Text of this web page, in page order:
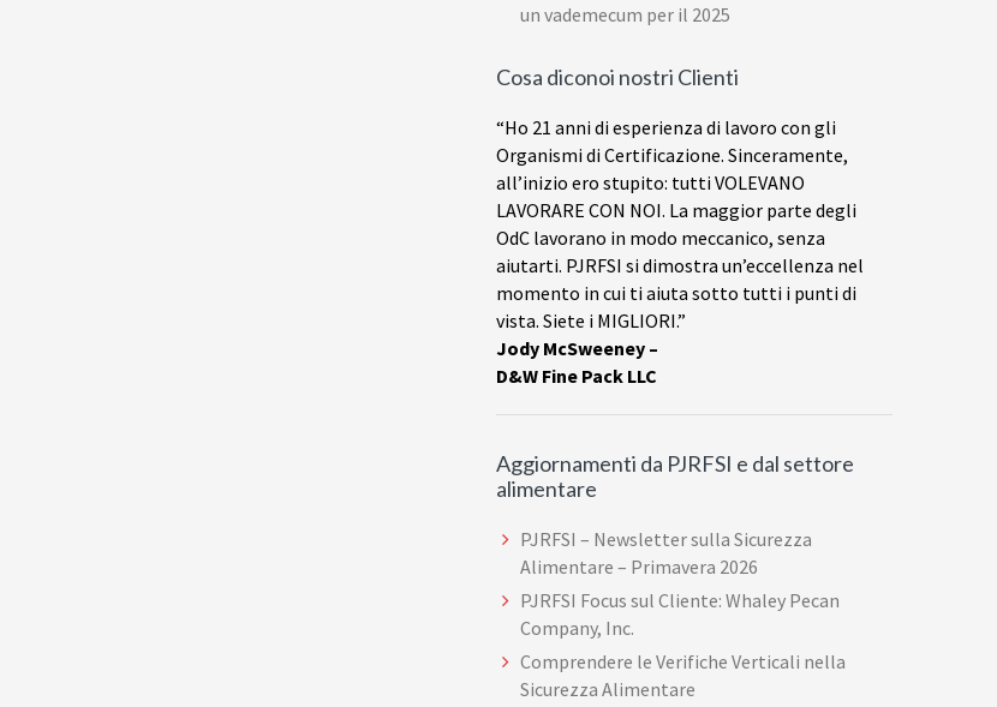
un vademecum per il 2025
Cosa diconoi nostri Clienti
“Ho 21 anni di esperienza di lavoro con gli
Organismi di Certificazione. Sinceramente,
all’inizio ero stupito: tutti VOLEVANO
LAVORARE CON NOI. La maggior parte degli
OdC lavorano in modo meccanico, senza
aiutarti. PJRFSI si dimostra un’eccellenza nel
momento in cui ti aiuta sotto tutti i punti di
vista. Siete i MIGLIORI.”
Jody McSweeney –
D&W Fine Pack LLC
Aggiornamenti da PJRFSI e dal settore
alimentare
PJRFSI – Newsletter sulla Sicurezza
Alimentare – Primavera 2026
PJRFSI Focus sul Cliente: Whaley Pecan
Company, Inc.
Comprendere le Verifiche Verticali nella
Sicurezza Alimentare